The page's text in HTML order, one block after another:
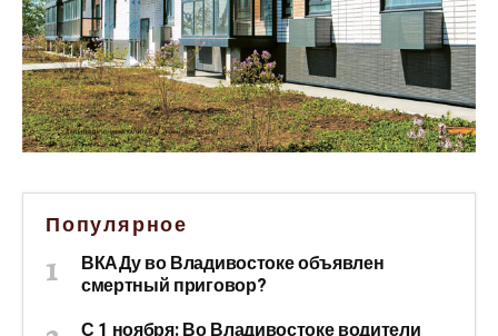
Популярное
ВКАДу во Владивостоке объявлен
смертный приговор?
С 1 ноября: Во Владивостоке водители